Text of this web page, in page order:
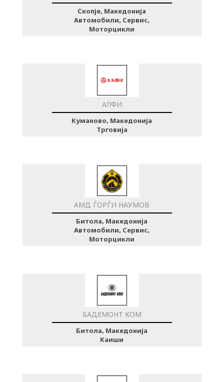
Скопје, Македонија
Автомобили, Сервис,
Моторцикли
АЛФИ
Куманово, Македонија
Трговија
АМД ЃОРЃИ НАУМОВ
Битола, Македонија
Автомобили, Сервис,
Моторцикли
БАДЕМОНТ КОМ
Битола, Македонија
Каиши